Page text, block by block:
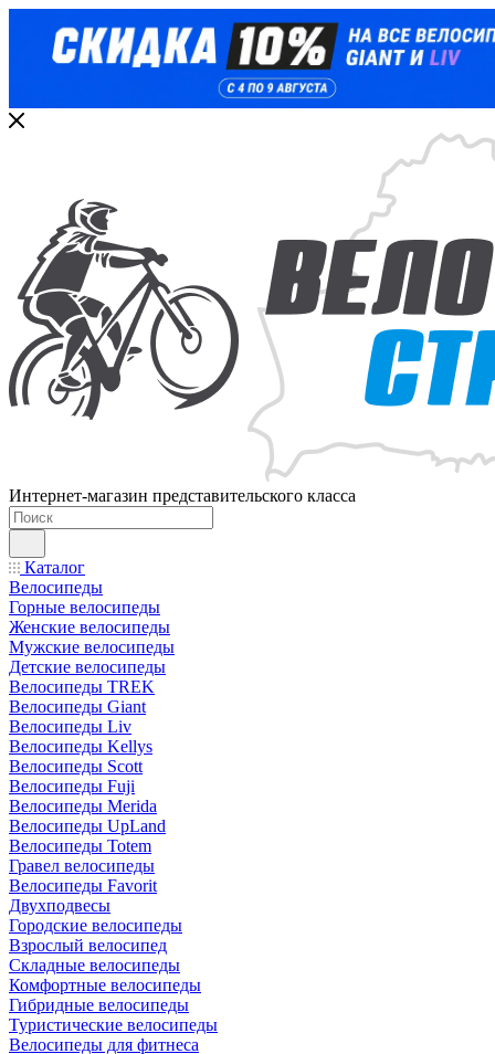
Интернет-магазин представительского класса
Каталог
Велосипеды
Горные велосипеды
Женские велосипеды
Мужские велосипеды
Детские велосипеды
Велосипеды TREK
Велосипеды Giant
Велосипеды Liv
Велосипеды Kellys
Велосипеды Scott
Велосипеды Fuji
Велосипеды Merida
Велосипеды UpLand
Велосипеды Totem
Гравел велосипеды
Велосипеды Favorit
Двухподвесы
Городские велосипеды
Взрослый велосипед
Складные велосипеды
Комфортные велосипеды
Гибридные велосипеды
Туристические велосипеды
Велосипеды для фитнеса